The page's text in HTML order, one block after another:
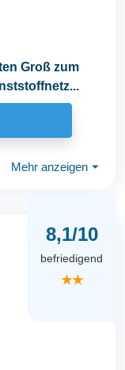
Groß zum
Mehr anzeigen ⏷
8,1/10
befriedigend
★★